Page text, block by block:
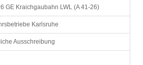
GE Kraichgaubahn LWL (A 41-26)
Karlsruhe
Ausschreibung